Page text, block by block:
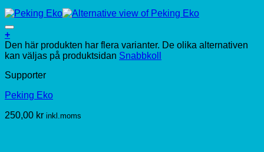
+
Den här produkten har flera varianter. De olika alternativen
kan väljas på produktsidan Snabbkoll
Supporter
Peking Eko
250,00 kr inkl.moms